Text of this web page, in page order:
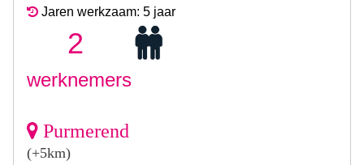
Jaren werkzaam: 5 jaar
2
werknemers
Purmerend
(+5km)